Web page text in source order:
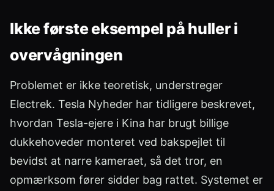
Ikke første eksempel på huller i
overvågningen
Problemet er ikke teoretisk, understreger
Electrek. Tesla Nyheder har tidligere beskrevet,
hvordan Tesla-ejere i Kina har brugt billige
dukkehoveder monteret ved bakspejlet til
bevidst at narre kameraet, så det tror, en
opmærksom fører sidder bag rattet. Systemet er